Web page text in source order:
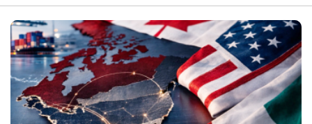
소부장산업
공급망센터
통상뉴스
수입규제
IMF
세계통계
FAQ